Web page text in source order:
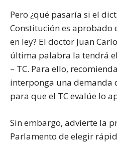
Pero ¿qué pasaría si el
Constitución es aprobado
en ley? El doctor Juan
última palabra la tendrá
– TC. Para ello,
interponga una demanda
para que el TC evalúe lo
Sin embargo, advierte la
Parlamento de elegir